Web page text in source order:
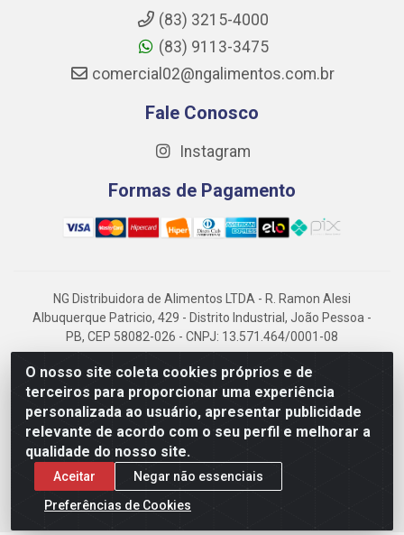
O nosso site coleta cookies próprios e de
terceiros para proporcionar uma experiência
personalizada ao usuário, apresentar publicidade
relevante de acordo com o seu perfil e melhorar a
qualidade do nosso site.
Aceitar
Negar não essenciais
Preferências de Cookies
(83) 3215-4000
(83) 9113-3475
comercial02@ngalimentos.com.br
Fale Conosco
Instagram
Formas de Pagamento
NG Distribuidora de Alimentos LTDA - R. Ramon Alesi
Albuquerque Patricio, 429 - Distrito Industrial, João Pessoa -
PB, CEP 58082-026 - CNPJ: 13.571.464/0001-08
NG Alimentos, há mais de 14 anos no mercado paraibano, é
referência em frigorificados, destacando-se pela logística
eficiente e excelência.